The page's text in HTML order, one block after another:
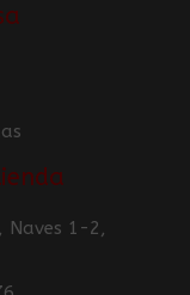
Naves 1-2,